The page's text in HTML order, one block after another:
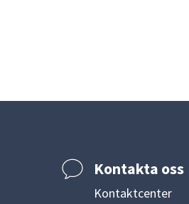
Kontakta oss
Kontaktcenter